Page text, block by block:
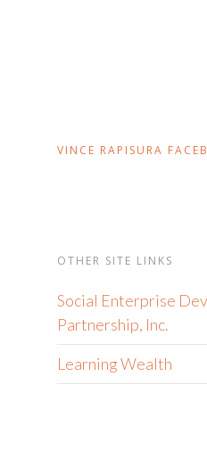
VINCE RAPISURA
OTHER SITE LINKS
Social Enterprise
Partnership, Inc.
Learning Wealth